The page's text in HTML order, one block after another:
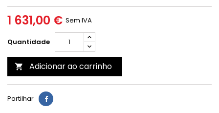
1 631,00 € Sem IVA
Quantidade
 Adicionar ao carrinho
Partilhar